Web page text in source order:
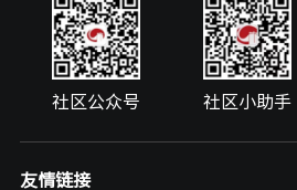
社区公众号 社区小助手
友情链接